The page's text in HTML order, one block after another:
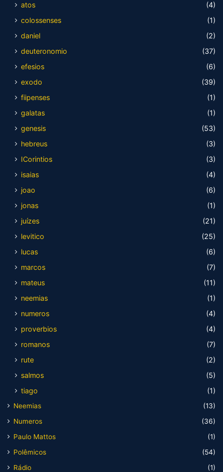
atos
(4)
colossenses
(1)
daniel
(2)
deuteronomio
(37)
efesios
(6)
exodo
(39)
fiipenses
(1)
galatas
(1)
genesis
(53)
hebreus
(3)
ICorintios
(3)
isaias
(4)
joao
(6)
jonas
(1)
juízes
(21)
levitico
(25)
lucas
(6)
marcos
(7)
mateus
(11)
neemias
(1)
numeros
(4)
proverbios
(4)
romanos
(7)
rute
(2)
salmos
(5)
tiago
(1)
Neemias
(13)
Numeros
(36)
Paulo Mattos
(1)
Polêmicos
(54)
Rádio
(1)